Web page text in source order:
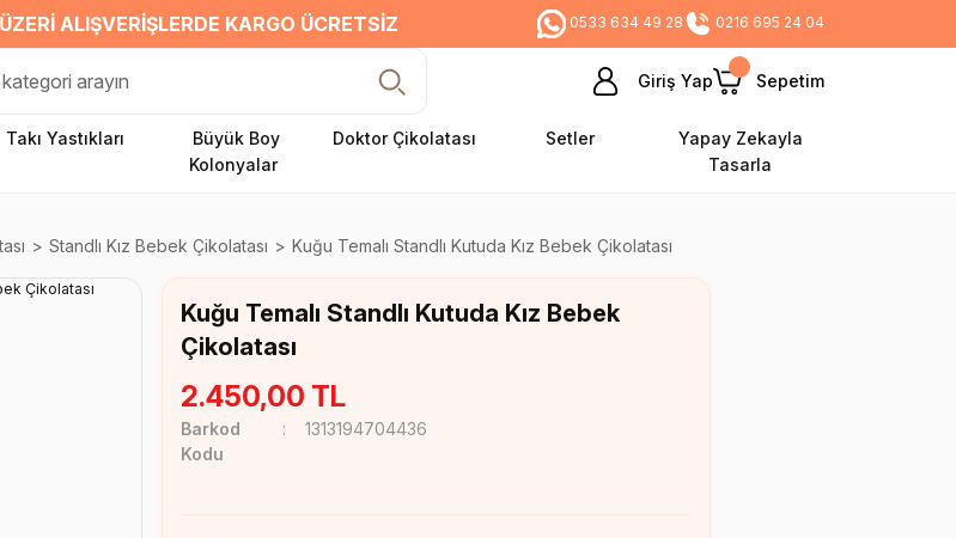
ALIŞVERIŞLERDE KARGO ÜCRETSIZ 0533 634 49 28 0216 695 24 04
Giriş Yap Sepetim
Takı Yastıkları
Büyük Boy
Kolonyalar
Doktor Çikolatası Setler
Yapay Zekayla
Tasarla
Standlı Kız Bebek Çikolatası Kuğu Temalı Standlı Kutuda Kız Bebek Çikolatası
Kuğu Temalı Standlı Kutuda Kız Bebek
Çikolatası
2.450,00 TL
Barkod
Kodu
1313194704436